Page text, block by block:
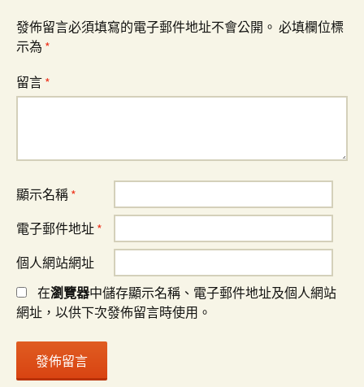
發佈留言必須填寫的電子郵件地址不會公開。 必填欄位標
示為 *
留言 *
顯示名稱 *
電子郵件地址 *
個人網站網址
在瀏覽器中儲存顯示名稱、電子郵件地址及個人網站
網址，以供下次發佈留言時使用。